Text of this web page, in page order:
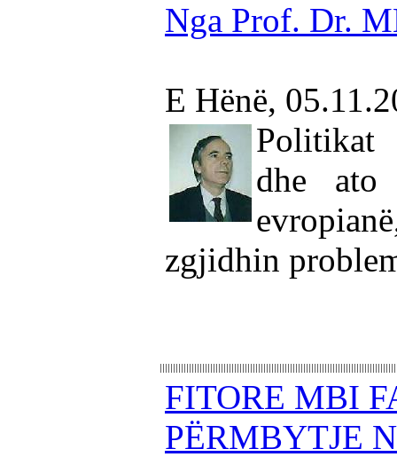
Nga Prof. Dr.
E Hënë,
Politikat
dhe ato
zgjidhin
FITORE MBI
PËRMBYTJE